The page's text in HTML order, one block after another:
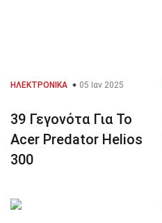
ΗΛΕΚΤΡΟΝΙΚΆ 05 Ιαν 2025
39 Γεγονότα Για Το
Acer Predator Helios
300